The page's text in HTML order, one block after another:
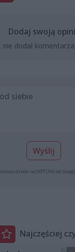
Dodaj swoją
nie dodał
Wyślij
dzięki reCAPTCHA od
Najczęściej